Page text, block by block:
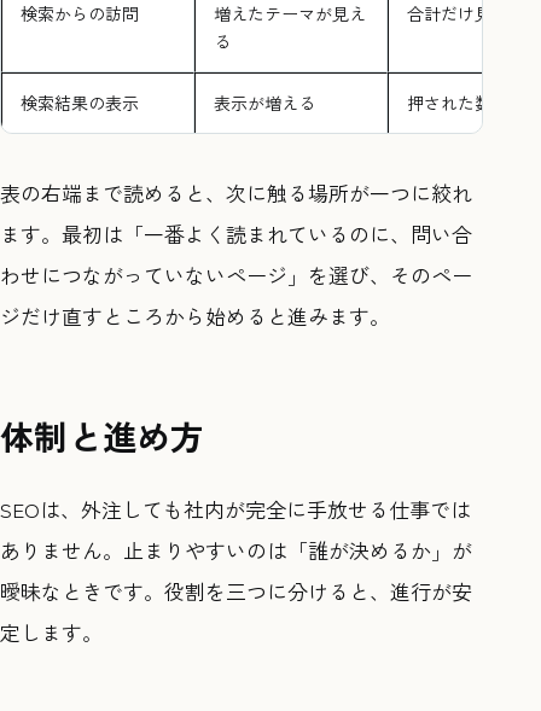
検索からの訪問
増えたテーマが見え
る
合計だけ見る
検索結果の表示 表示が増える 押された数だけ
表の右端まで読めると、次に触る場所が一つに絞れ
ます。最初は「一番よく読まれているのに、問い合
わせにつながっていないページ」を選び、そのペー
ジだけ直すところから始めると進みます。
体制と進め方
SEOは、外注しても社内が完全に手放せる仕事では
ありません。止まりやすいのは「誰が決めるか」が
曖昧なときです。役割を三つに分けると、進行が安
定します。